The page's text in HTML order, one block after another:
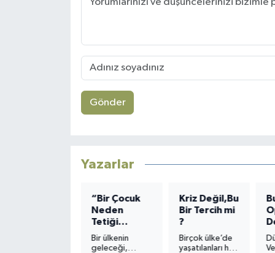
Gönder
Yazarlar
“Bir Çocuk
Neden
Tetiği
Çeker?”
Bir ülkenin
geleceği,
Kriz Değil,Bu
Bir Tercih mi
?
Birçok ülke’de
yaşatılanları hâlâ